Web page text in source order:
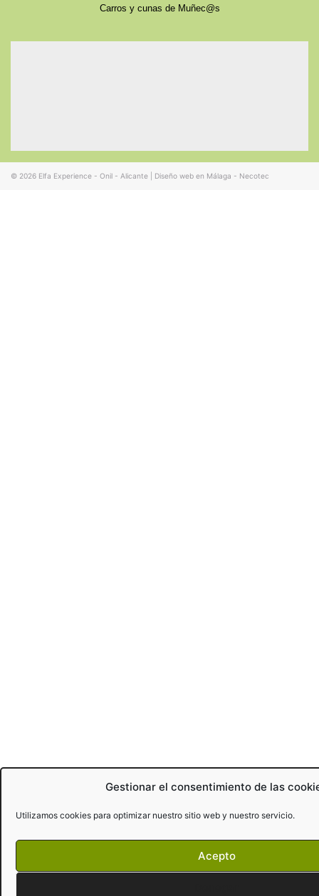
Gestionar el consentimiento de las
Utilizamos cookies para optimizar nuestro sitio web y nuestro servicio.
Acepto
Carros y cunas de Muñec@s
© 2026 Elfa Experience - Onil - Alicante Diseño web en Málaga - Necotec